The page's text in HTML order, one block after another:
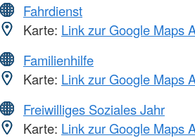
Fahrdienst
Karte: Link zur Google Maps
Familienhilfe
Karte: Link zur Google Maps
Freiwilliges Soziales Jahr
Karte: Link zur Google Maps